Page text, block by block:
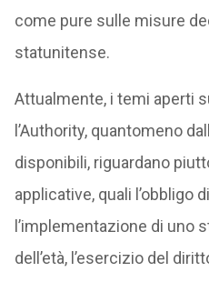
come pure sulle misure
statunitense.
Attualmente, i temi aperti
l’Authority, quantomeno
disponibili, riguardano
applicative, quali l’obbligo
l’implementazione di uno
dell’età, l’esercizio del